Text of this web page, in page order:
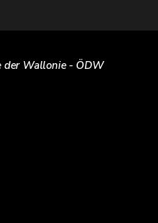
der Wallonie - ÖDW